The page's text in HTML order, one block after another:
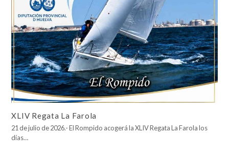
XLIV Regata La Farola
21 de julio de 2026.- El Rompido acogerá la XLIV Regata La Farola los
días…